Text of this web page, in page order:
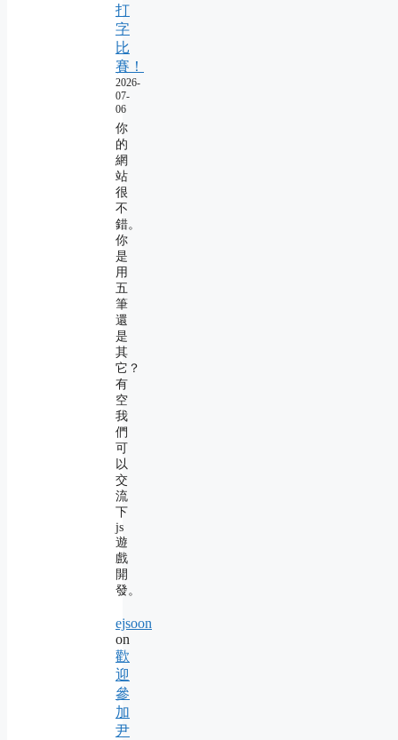
打
字
比
賽！
2026-
07-
06
你
的
網
站
很
不
錯。
你
是
用
五
筆
還
是
其
它？
有
空
我
們
可
以
交
流
下
js
遊
戲
開
發。
ejsoon
on
歡
迎
參
加
尹